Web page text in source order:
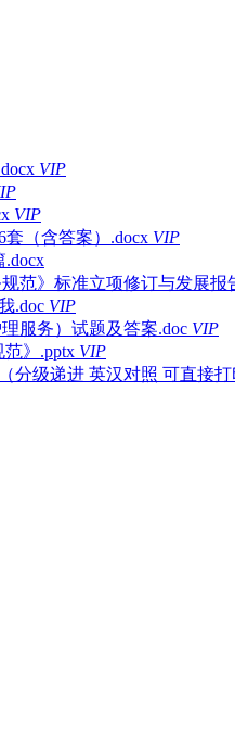
VIP
VIP
（含答案）.docx VIP
.docx
范》标准立项修订与发展报
.doc VIP
服务）试题及答案.doc VIP
范》.pptx VIP
分级递进 英汉对照 可直接打